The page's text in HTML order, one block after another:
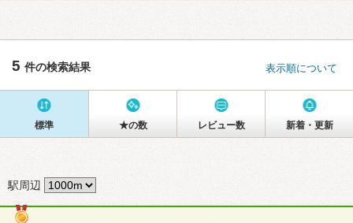
5 件の検索結果 表示順について
標準 ★の数 レビュー数 新着・更新
駅周辺